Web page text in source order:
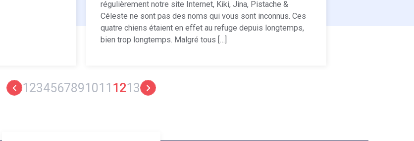
régulièrement notre site Internet, Kiki, Jina, Pistache &
Céleste ne sont pas des noms qui vous sont inconnus. Ces
quatre chiens étaient en effet au refuge depuis longtemps,
bien trop longtemps. Malgré tous […]
keyboard_arrow_left 1 234567891011 1213 keyboard_arrow_right